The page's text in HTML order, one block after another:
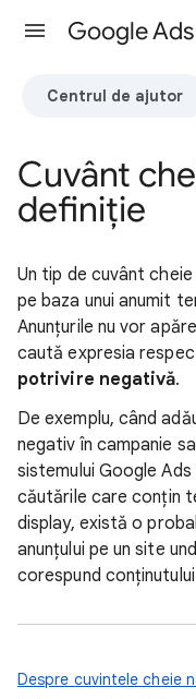
Google
Centrul de ajutor
Cuvânt
definiție
Un tip de cuvânt
pe baza unui anumit
Anunțurile nu vor
caută expresia
potrivire negativă.
De exemplu, când
negativ în campanie
sistemului Google
căutările care conțin
display, există o
anunțului pe un site
corespund
Despre cuvintele cheie